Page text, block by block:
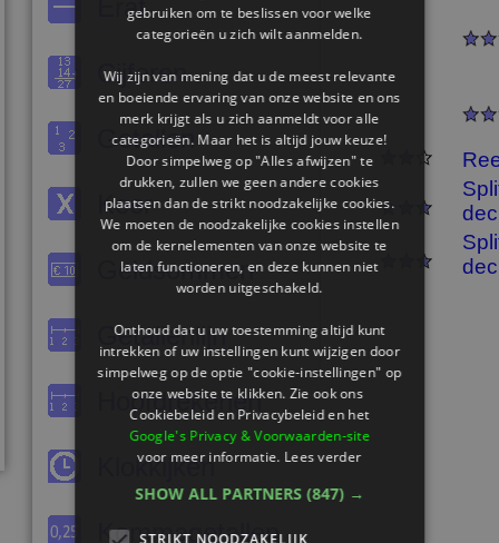
Eraf
Cijferen
Getallen
Keer
Geldsommen
Getallenlijn
Hoofdrekenen
Klokkijken
Kommagetallen
gebruiken om te beslissen voor welke
categorieën u zich wilt aanmelden.
Wij zijn van mening dat u de meest relevante
en boeiende ervaring van onze website en ons
merk krijgt als u zich aanmeldt voor alle
categorieën. Maar het is altijd jouw keuze!
Door simpelweg op "Alles afwijzen" te
drukken, zullen we geen andere cookies
plaatsen dan de strikt noodzakelijke cookies.
We moeten de noodzakelijke cookies instellen
om de kernelementen van onze website te
laten functioneren, en deze kunnen niet
worden uitgeschakeld.
Onthoud dat u uw toestemming altijd kunt
intrekken of uw instellingen kunt wijzigen door
simpelweg op de optie "cookie-instellingen" op
onze website te klikken. Zie ook ons ​​
Cookiebeleid en Privacybeleid en het
Google's Privacy & Voorwaarden-site
voor meer informatie. Lees verder
SHOW ALL PARTNERS (847) →
STRIKT NOODZAKELIJK